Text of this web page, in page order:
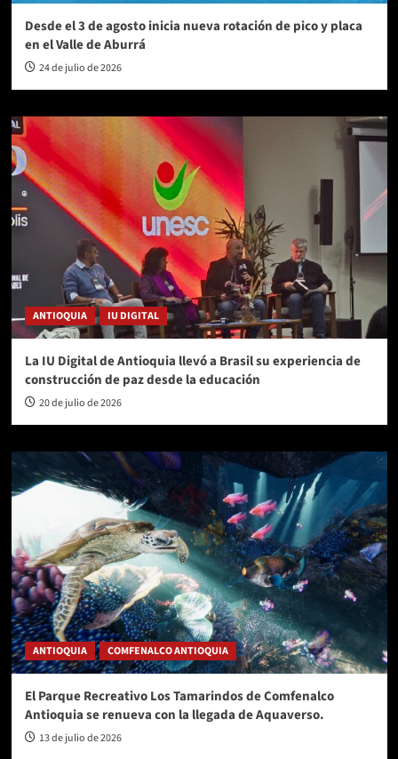
Desde el 3 de agosto inicia nueva rotación de pico y placa
en el Valle de Aburrá
24 de julio de 2026
ANTIOQUIA IU DIGITAL
La IU Digital de Antioquia llevó a Brasil su experiencia de
construcción de paz desde la educación
20 de julio de 2026
ANTIOQUIA COMFENALCO ANTIOQUIA
El Parque Recreativo Los Tamarindos de Comfenalco
Antioquia se renueva con la llegada de Aquaverso.
13 de julio de 2026